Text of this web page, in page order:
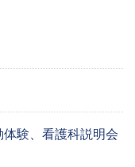
験、看護科説明会